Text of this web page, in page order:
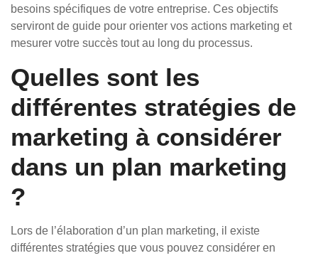
besoins spécifiques de votre entreprise. Ces objectifs
serviront de guide pour orienter vos actions marketing et
mesurer votre succès tout au long du processus.
Quelles sont les
différentes stratégies de
marketing à considérer
dans un plan marketing
?
Lors de l’élaboration d’un plan marketing, il existe
différentes stratégies que vous pouvez considérer en